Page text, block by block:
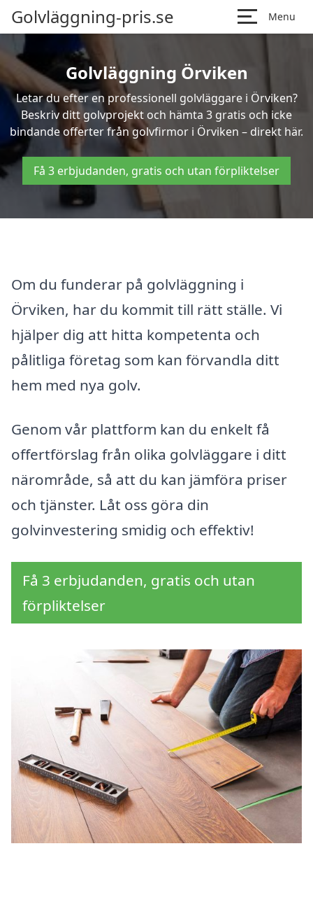
Golvläggning-pris.se Menu
Golvläggning Örviken
Letar du efter en professionell golvläggare i Örviken?
Beskriv ditt golvprojekt och hämta 3 gratis och icke
bindande offerter från golvfirmor i Örviken – direkt här.
Få 3 erbjudanden, gratis och utan förpliktelser
Om du funderar på golvläggning i
Örviken, har du kommit till rätt ställe. Vi
hjälper dig att hitta kompetenta och
pålitliga företag som kan förvandla ditt
hem med nya golv.
Genom vår plattform kan du enkelt få
offertförslag från olika golvläggare i ditt
närområde, så att du kan jämföra priser
och tjänster. Låt oss göra din
golvinvestering smidig och effektiv!
Få 3 erbjudanden, gratis och utan
förpliktelser